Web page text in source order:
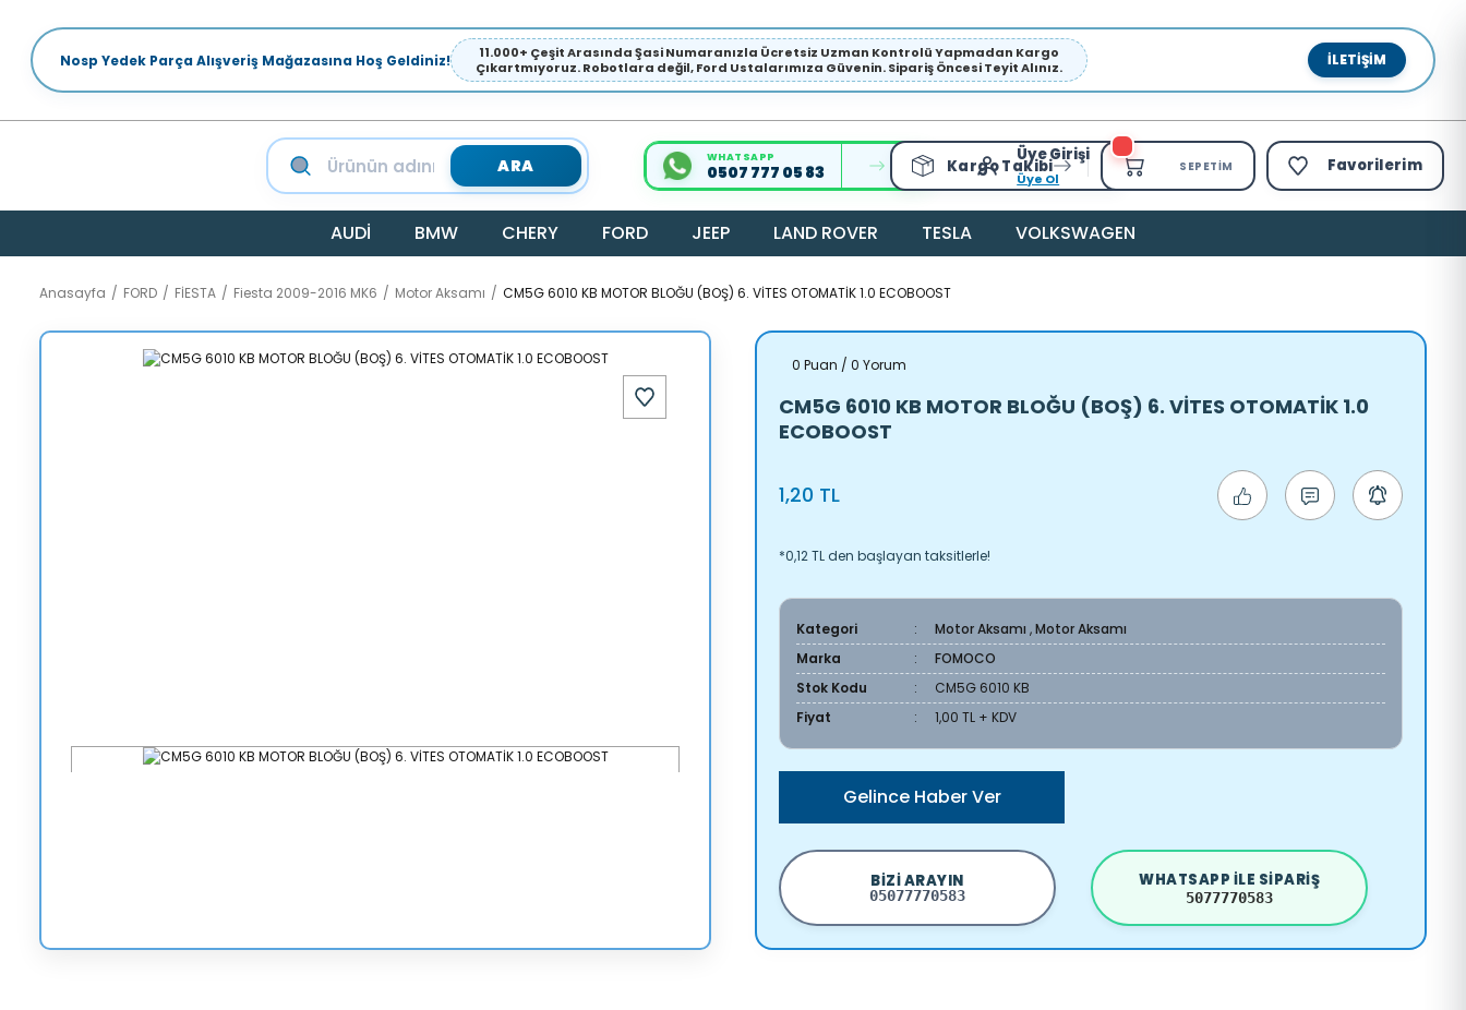
Nosp Yedek Parça Alışveriş Mağazasına Hoş Geldiniz!
11.000+ Çeşit Arasında Şasi Numaranızla Ücretsiz Uzman Kontrolü Yapmadan Kargo
Çıkartmıyoruz. Robotlara değil, Ford Ustalarımıza Güvenin. Sipariş Öncesi Teyit Alınız.
İLETIŞIM
ARA WHATSAPP
0507 777 05 83 Kargo Takibi
Üye Girişi
Üye Ol
SEPETIM Favorilerim
AUDİ BMW CHERY FORD JEEP LAND ROVER TESLA VOLKSWAGEN
Anasayfa FORD FİESTA Fiesta 2009-2016 MK6 Motor Aksamı CM5G 6010 KB MOTOR BLOĞU (BOŞ) 6. VİTES OTOMATİK 1.0 ECOBOOST
0 Puan / 0 Yorum
CM5G 6010 KB MOTOR BLOĞU (BOŞ) 6. VİTES OTOMATİK 1.0
ECOBOOST
1,20 TL
*0,12 TL den başlayan taksitlerle!
Kategori Motor Aksamı ,Motor Aksamı
Marka
FOMOCO
Stok Kodu
CM5G 6010 KB
Fiyat
1,00 TL + KDV
Gelince Haber Ver
BIZI ARAYIN
05077770583
WHATSAPP ILE SIPARIŞ
5077770583